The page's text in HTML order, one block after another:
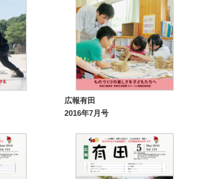
広報有田
2016年7月号